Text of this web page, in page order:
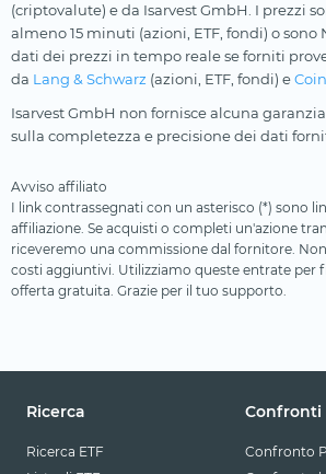
(criptovalute) e da Isarvest GmbH. I prezzi
almeno 15 minuti (azioni, ETF, fondi) o sono
dati dei prezzi in tempo reale se forniti
da Lang & Schwarz (azioni, ETF, fondi) e
Isarvest GmbH non fornisce alcuna
sulla completezza e precisione dei dati
Avviso affiliato
I link contrassegnati con un asterisco (*) sono
affiliazione. Se acquisti o completi un'azione
riceveremo una commissione dal fornitore.
costi aggiuntivi. Utilizziamo queste entrate per
offerta gratuita. Grazie per il tuo supporto.
Ricerca
Ricerca ETF
Confronti
Confronto